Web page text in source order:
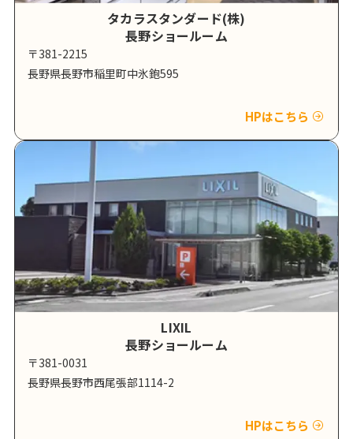
タカラスタンダード(株)
長野ショールーム
〒381-2215
長野県長野市稲里町中氷鉋595
HPはこちら
LIXIL
長野ショールーム
〒381-0031
長野県長野市西尾張部1114-2
HPはこちら